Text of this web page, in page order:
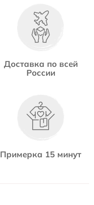
Доставка по всей
России
Примерка 15 минут